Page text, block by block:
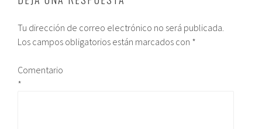
Tu dirección de correo electrónico no será publicada.
Los campos obligatorios están marcados con *
Comentario
*